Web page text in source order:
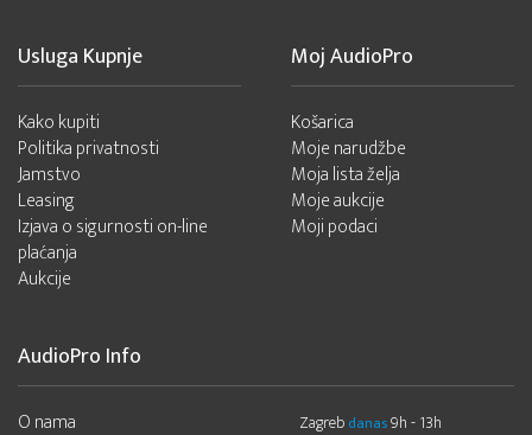
Usluga Kupnje
Kako kupiti
Politika privatnosti
Jamstvo
Leasing
Izjava o sigurnosti on-line
plaćanja
Aukcije
Moj AudioPro
Košarica
Moje narudžbe
Moja lista želja
Moje aukcije
Moji podaci
AudioPro Info
O nama
Zagreb danas9h - 13h